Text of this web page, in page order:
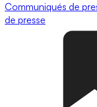
Communiqués de
de presse